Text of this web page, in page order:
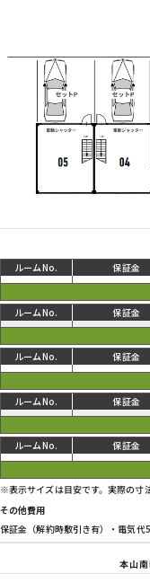
01 168,300円
02 167,200円
03 167,200円
04 173,800円
05 170,500円
※表示サイズは目安です。実際の寸
その他費用
保証金（解約時敷引き有）・電気
本山